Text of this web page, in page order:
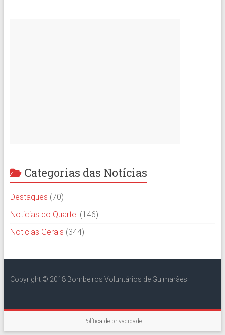
Categorias das Notícias
Destaques (70)
Noticias do Quartel (146)
Noticias Gerais (344)
Copyright © 2018 Bombeiros Voluntários de Guimarães
Política de privacidade